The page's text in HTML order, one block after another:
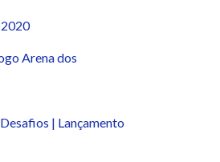
Arena dos
| Lançamento